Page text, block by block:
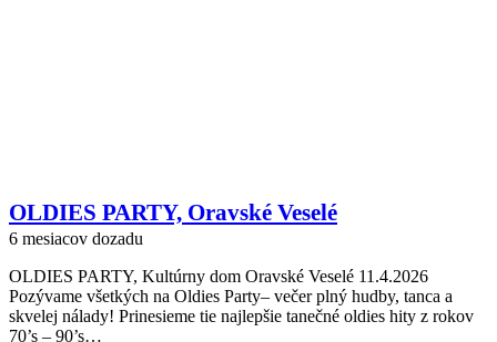
OLDIES PARTY, Oravské Veselé
6 mesiacov dozadu
OLDIES PARTY, Kultúrny dom Oravské Veselé 11.4.2026
Pozývame všetkých na Oldies Party– večer plný hudby, tanca a
skvelej nálady! Prinesieme tie najlepšie tanečné oldies hity z rokov
70’s – 90’s…